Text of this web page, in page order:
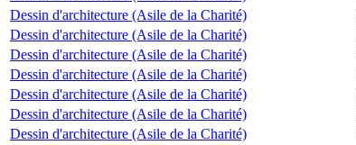
Dessin d'architecture (Asile de la Charité)
Dessin d'architecture (Asile de la Charité)
Dessin d'architecture (Asile de la Charité)
Dessin d'architecture (Asile de la Charité)
Dessin d'architecture (Asile de la Charité)
Dessin d'architecture (Asile de la Charité)
Dessin d'architecture (Asile de la Charité)